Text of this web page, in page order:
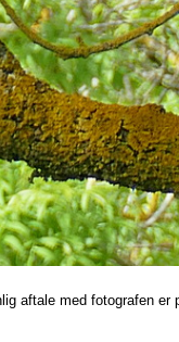
aftale med fotografen